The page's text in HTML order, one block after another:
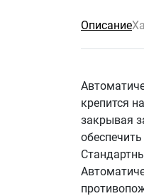
Описание
крепится
закрывая